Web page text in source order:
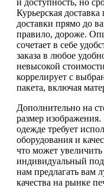
и доступность, но
Курьерская
доставки прямо до
правило, дороже.
сочетает в себе
заказа в любое
невысокой
коррелирует с
пакета, включая
Дополнительно на
размер изображения.
одежде требует
оборудования и
что может
индивидуальный
нам предлагать вам
качества на рынке